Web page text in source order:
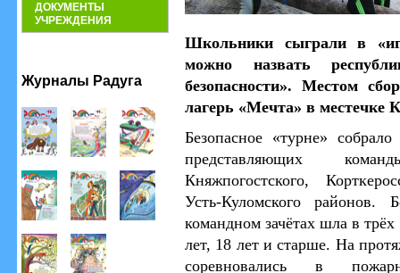
ДОКУМЕНТЫ
УЧРЕЖДЕНИЯ
Журналы Радуга
Школьники сыграли в
можно назвать
безопасности». Местом
лагерь «Мечта» в местечке
Безопасное «турне»
представляющих
Княжпогостского,
Усть-Куломского
командном зачётах шла в
лет, 18 лет и старше. На
соревновались в